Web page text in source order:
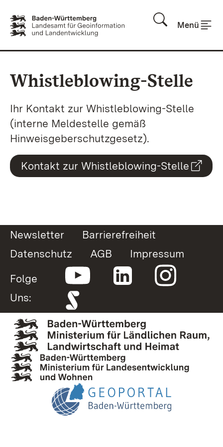
Menü
Whistleblowing-Stelle
Ihr Kontakt zur Whistleblowing-Stelle
(interne Meldestelle gemäß
Hinweisgeberschutzgesetz).
Kontakt zur Whistleblowing-Stelle
Newsletter
Barrierefreiheit
Datenschutz
AGB
Impressum
Folge
Uns: